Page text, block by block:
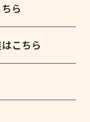
ら
こちら